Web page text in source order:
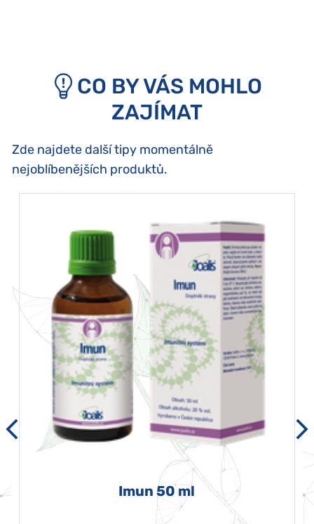
CO BY VÁS MOHLO
ZAJÍMAT
Zde najdete další tipy momentálně
nejoblíbenějších produktů.
Imun 50 ml